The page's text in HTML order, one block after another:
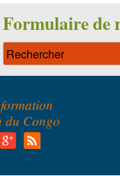
Formulaire de
du Congo